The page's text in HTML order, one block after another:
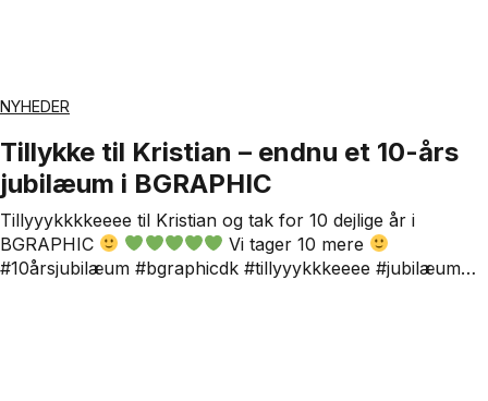
NYHEDER
Tillykke til Kristian – endnu et 10-års
jubilæum i BGRAPHIC
Tillyyykkkkeeee til Kristian og tak for 10 dejlige år i
BGRAPHIC
Vi tager 10 mere
#10årsjubilæum #bgraphicdk #tillyyykkkeeee #jubilæum…